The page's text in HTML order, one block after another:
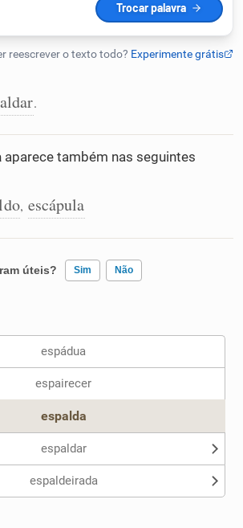
IA
.
aparece também nas seguintes
, escápula
úteis? Sim Não
apresentados me ajudou
espádua
espairecer
espalda
espaldar
espaldeirada